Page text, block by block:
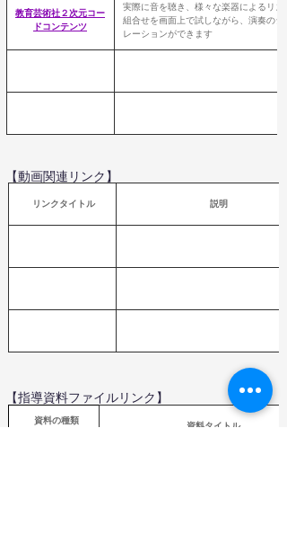
教育芸術社２次元コー
ドコンテンツ
実際に音を聴き、様々な楽器によるリズ
組合せを画面上で試しながら、演奏のシ
レーションができます
リンクタイトル 説明
【動画関連リンク】
  資料の種類
資料タイトル
【指導資料ファイルリンク】